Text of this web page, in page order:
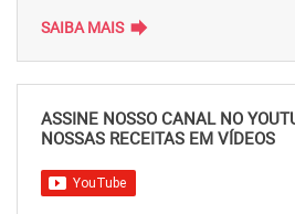
SAIBA MAIS forward
ASSINE NOSSO CANAL NO
NOSSAS RECEITAS EM VÍDEOS